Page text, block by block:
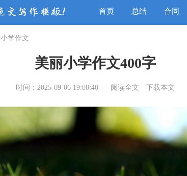
首页 总结 合同
小学作文
美丽小学作文400字
时间：2025-09-06 19:08:40 阅读全文 下载本文